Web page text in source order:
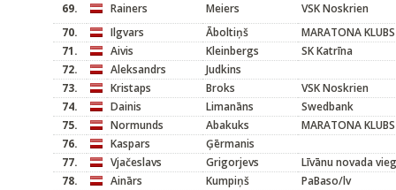
69.
Rainers Meiers
VSK Noskrien
70.
Ilgvars Āboltiņš
MARATONA KLUBS
71.
Aivis Kleinbergs
SK Katrīna
72.
Aleksandrs
Judkins
73.
Kristaps Broks
VSK Noskrien
74.
Dainis Limanāns
Swedbank
75.
Normunds Abakuks
MARATONA KLUBS
76.
Kaspars
Ģērmanis
77.
Vjačeslavs Grigorjevs
Līvānu novada
78.
Ainārs Kumpiņš
PaBaso/lv